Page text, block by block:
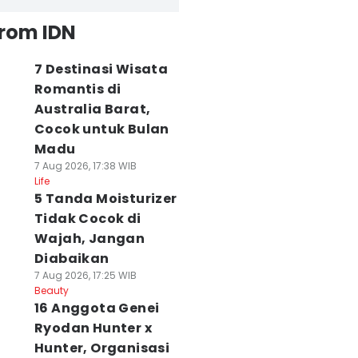
IDN
7 Destinasi Wisata
Romantis di
Australia Barat,
Cocok untuk Bulan
Madu
7 Aug 2026, 17:38 WIB
Life
5 Tanda Moisturizer
Tidak Cocok di
Wajah, Jangan
Diabaikan
7 Aug 2026, 17:25 WIB
Beauty
16 Anggota Genei
Ryodan Hunter x
Hunter, Organisasi